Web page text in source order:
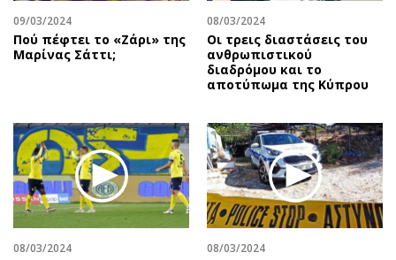
09/03/2024
Πού πέφτει το «Ζάρι» της
Μαρίνας Σάττι;
08/03/2024
Οι τρεις διαστάσεις του
ανθρωπιστικού
διαδρόμου και το
αποτύπωμα της Κύπρου
08/03/2024 08/03/2024